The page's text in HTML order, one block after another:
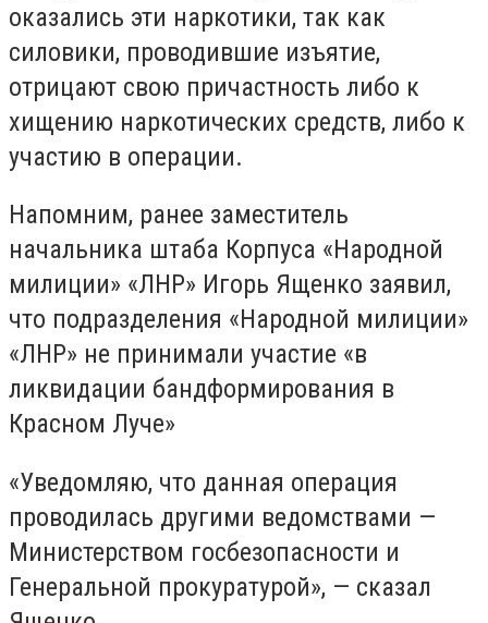
оказались эти наркотики, так как
силовики, проводившие изъятие,
отрицают свою причастность либо к
хищению наркотических средств, либо к
участию в операции.
Напомним, ранее заместитель
начальника штаба Корпуса «Народной
милиции» «ЛНР» Игорь Ященко заявил,
что подразделения «Народной милиции»
«ЛНР» не принимали участие «в
ликвидации бандформирования в
Красном Луче»
«Уведомляю, что данная операция
проводилась другими ведомствами —
Министерством госбезопасности и
Генеральной прокуратурой», — сказал